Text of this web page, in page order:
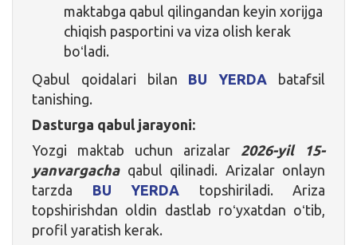
maktabga qabul qilingandan keyin xorijga
chiqish pasportini va viza olish kerak
boʻladi.
Qabul qoidalari bilan BU YERDA batafsil
tanishing.
Dasturga qabul jarayoni:
Yozgi maktab uchun arizalar 2026-yil 15-
yanvargachaqabul qilinadi. Arizalar onlayn
tarzda BU YERDA topshiriladi. Ariza
topshirishdan oldin dastlab roʻyxatdan oʻtib,
profil yaratish kerak.